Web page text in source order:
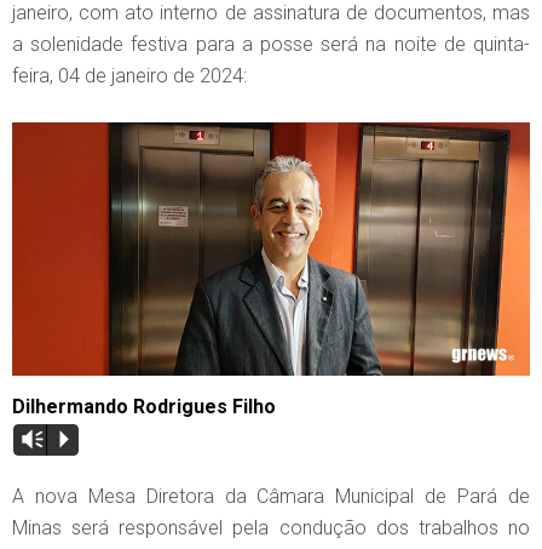
janeiro, com ato interno de assinatura de documentos, mas
a solenidade festiva para a posse será na noite de quinta-
feira, 04 de janeiro de 2024:
Dilhermando Rodrigues Filho
Vm P
A nova Mesa Diretora da Câmara Municipal de Pará de
Minas será responsável pela condução dos trabalhos no